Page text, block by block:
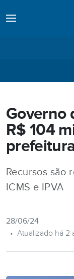
Governo
R$ 104
Recursos são
ICMS e IPVA
28/06/24
• Atualizado há 2